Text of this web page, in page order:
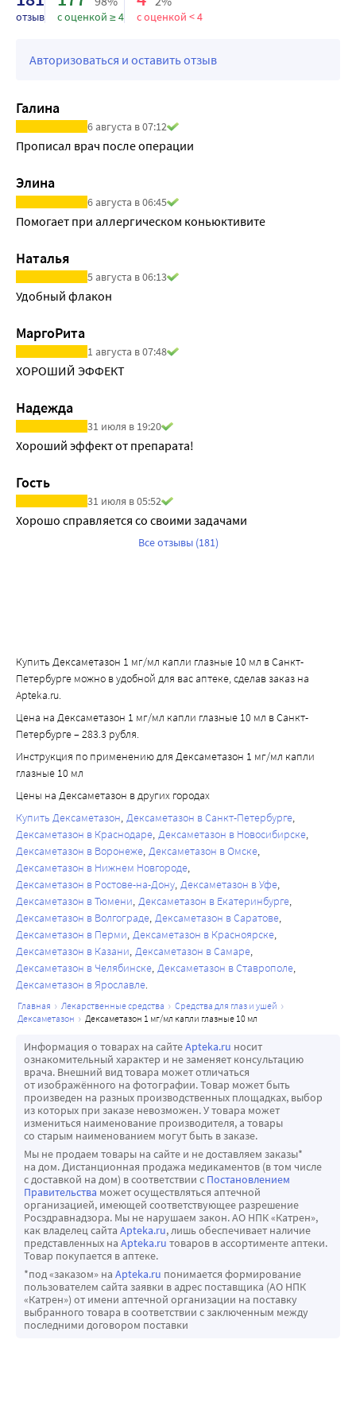
отзыв с оценкой ≥ 4 с оценкой < 4
Авторизоваться и оставить отзыв
Галина
6 августа в 07:12
Прописал врач после операции
Элина
6 августа в 06:45
Помогает при аллергическом коньюктивите
Наталья
5 августа в 06:13
Удобный флакон
МаргоРита
1 августа в 07:48
ХОРОШИЙ ЭФФЕКТ
Надежда
31 июля в 19:20
Хороший эффект от препарата!
Гость
31 июля в 05:52
Хорошо справляется со своими задачами
Все отзывы (181)
Купить Дексаметазон 1 мг/мл капли глазные 10 мл в Санкт-
Петербурге можно в удобной для вас аптеке, сделав заказ на
Apteka.ru.
Цена на Дексаметазон 1 мг/мл капли глазные 10 мл в Санкт-
Петербурге – 283.3 рубля.
Инструкция по применению для Дексаметазон 1 мг/мл капли
глазные 10 мл
Цены на Дексаметазон в других городах
Купить Дексаметазон Дексаметазон в Санкт-Петербурге
Дексаметазон в Краснодаре Дексаметазон в Новосибирске
Дексаметазон в Воронеже Дексаметазон в Омске
Дексаметазон в Нижнем Новгороде
Дексаметазон в Ростове-на-Дону Дексаметазон в Уфе
Дексаметазон в Тюмени Дексаметазон в Екатеринбурге
Дексаметазон в Волгограде Дексаметазон в Саратове
Дексаметазон в Перми Дексаметазон в Красноярске
Дексаметазон в Казани Дексаметазон в Самаре
Дексаметазон в Челябинске Дексаметазон в Ставрополе
Дексаметазон в Ярославле
главная лекарственные средства
средства для глаз и ушей
дексаметазон
дексаметазон 1 мг/мл капли глазные 10 мл
Информация о товарах на сайтеApteka.ru носит
ознакомительный характер и не заменяет консультацию
врача. Внешний вид товара может отличаться
от изображённого на фотографии. Товар может быть
произведен на разных производственных площадках, выбор
из которых при заказе невозможен. У товара может
измениться наименование производителя, а товары
со старым наименованием могут быть в заказе.
Мы не продаем товары на сайте и не доставляем заказы*
на дом. Дистанционная продажа медикаментов (в том числе
с доставкой на дом) в соответствии с Постановлением
Правительства может осуществляться аптечной
организацией, имеющей соответствующее разрешение
Росздравнадзора. Мы не нарушаем закон. АО НПК «Катрен»,
как владелец сайта Apteka.ru, лишь обеспечивает наличие
представленных на Apteka.ru товаров в ассортименте аптеки.
Товар покупается в аптеке.
*под «заказом» на Apteka.ru понимается формирование
пользователем сайта заявки в адрес поставщика (АО НПК
«Катрен») от имени аптечной организации на поставку
выбранного товара в соответствии с заключенным между
последними договором поставки